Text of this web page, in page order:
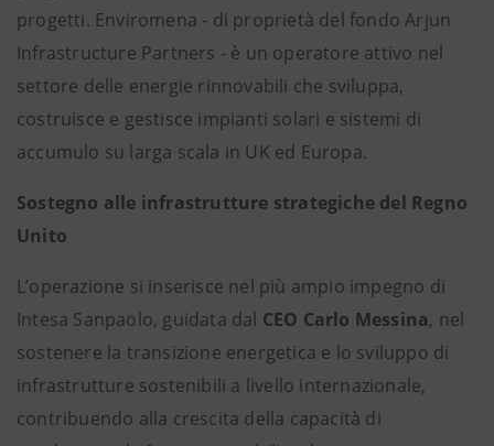
progetti. Enviromena - di proprietà del fondo Arjun
Infrastructure Partners - è un operatore attivo nel
settore delle energie rinnovabili che sviluppa,
costruisce e gestisce impianti solari e sistemi di
accumulo su larga scala in UK ed Europa.
Sostegno alle infrastrutture strategiche del Regno
Unito
L’operazione si inserisce nel più ampio impegno di
Intesa Sanpaolo, guidata dal CEO Carlo Messina, nel
sostenere la transizione energetica e lo sviluppo di
infrastrutture sostenibili a livello internazionale,
contribuendo alla crescita della capacità di